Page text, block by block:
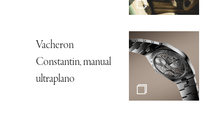
Vacheron
Constantin, manual
ultraplano